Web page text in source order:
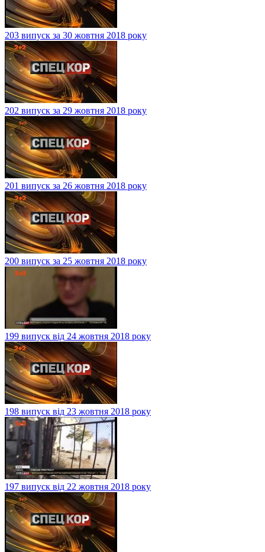
203 випуск за 30 жовтня 2018 року
202 випуск за 29 жовтня 2018 року
201 випуск за 26 жовтня 2018 року
200 випуск за 25 жовтня 2018 року
199 випуск від 24 жовтня 2018 року
198 випуск від 23 жовтня 2018 року
197 випуск від 22 жовтня 2018 року